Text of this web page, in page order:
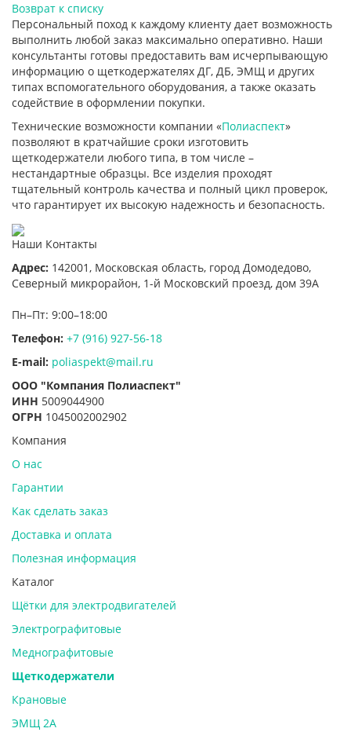
Возврат к списку
Персональный поход к каждому клиенту дает возможность
выполнить любой заказ максимально оперативно. Наши
консультанты готовы предоставить вам исчерпывающую
информацию о щеткодержателях ДГ, ДБ, ЭМЩ и других
типах вспомогательного оборудования, а также оказать
содействие в оформлении покупки.
Технические возможности компании «Полиаспект»
позволяют в кратчайшие сроки изготовить
щеткодержатели любого типа, в том числе –
нестандартные образцы. Все изделия проходят
тщательный контроль качества и полный цикл проверок,
что гарантирует их высокую надежность и безопасность.
Наши Контакты
Адрес: 142001, Московская область, город Домодедово,
Северный микрорайон, 1-й Московский проезд, дом 39А
Пн–Пт: 9:00–18:00
Телефон: +7 (916) 927-56-18
E-mail: poliaspekt@mail.ru
ООО "Компания Полиаспект"
ИНН 5009044900
ОГРН 1045002002902
Компания
О нас
Гарантии
Как сделать заказ
Доставка и оплата
Полезная информация
Каталог
Щётки для электродвигателей
Электрографитовые
Меднографитовые
Щеткодержатели
Крановые
ЭМЩ 2А